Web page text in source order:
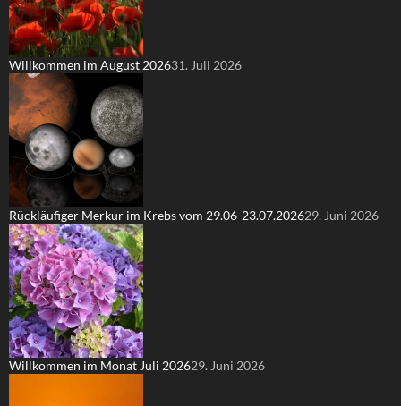
Willkommen im August 202631. Juli 2026
Rückläufiger Merkur im Krebs vom 29.06-23.07.202629. Juni 2026
Willkommen im Monat Juli 202629. Juni 2026